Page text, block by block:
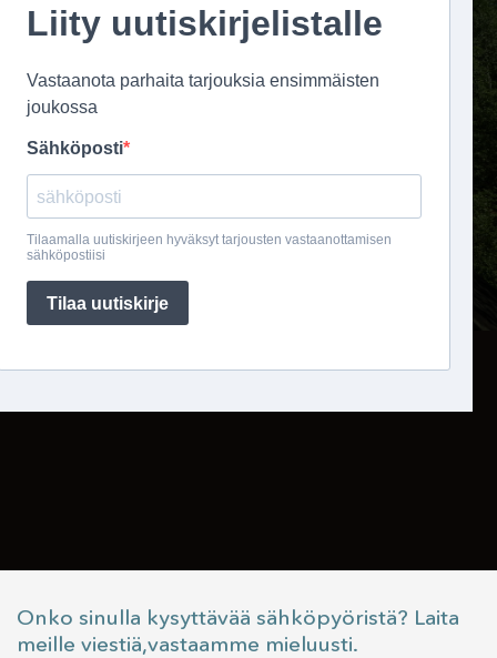
Onko sinulla kysyttävää sähköpyöristä? Laita
meille viestiä,vastaamme mieluusti.